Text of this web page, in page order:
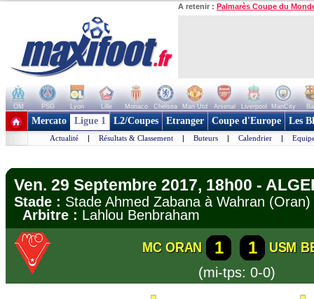
A retenir : Palmarès Coupe du
OM PSG Lyon Lille Monaco Chelsea Man Utd Arsenal Liverpool ManCity
+ de clubs
Mercato Ligue 1 L2/Coupes Etranger Coupe d'Europe Les
Actualité | Résultats & Classement | Buteurs | Calendrier |
Ven. 29 Septembre 2017, 18h00 -
Stade : Stade Ahmed Zabana à Wahran
Arbitre : Lahlou Benbraham
MC ORAN 1 1
USM
(mi-tps: 0-0)